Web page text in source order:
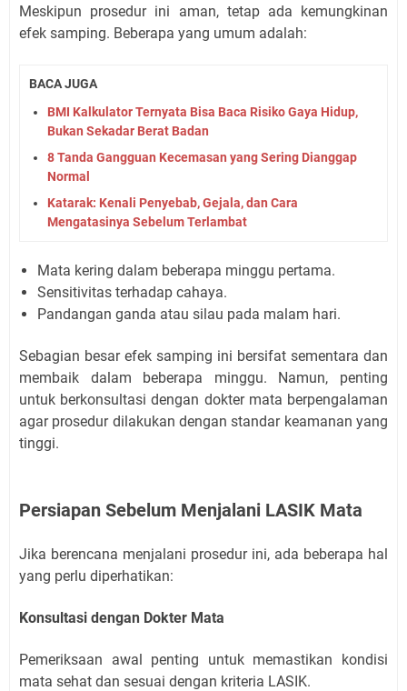
Meskipun prosedur ini aman, tetap ada kemungkinan
efek samping. Beberapa yang umum adalah:
BACA JUGA
BMI Kalkulator Ternyata Bisa Baca Risiko Gaya Hidup,
Bukan Sekadar Berat Badan
8 Tanda Gangguan Kecemasan yang Sering Dianggap
Normal
Katarak: Kenali Penyebab, Gejala, dan Cara
Mengatasinya Sebelum Terlambat
Mata kering dalam beberapa minggu pertama.
Sensitivitas terhadap cahaya.
Pandangan ganda atau silau pada malam hari.
Sebagian besar efek samping ini bersifat sementara dan
membaik dalam beberapa minggu. Namun, penting
untuk berkonsultasi dengan dokter mata berpengalaman
agar prosedur dilakukan dengan standar keamanan yang
tinggi.
Persiapan Sebelum Menjalani LASIK Mata
Jika berencana menjalani prosedur ini, ada beberapa hal
yang perlu diperhatikan:
Konsultasi dengan Dokter Mata
Pemeriksaan awal penting untuk memastikan kondisi
mata sehat dan sesuai dengan kriteria LASIK.